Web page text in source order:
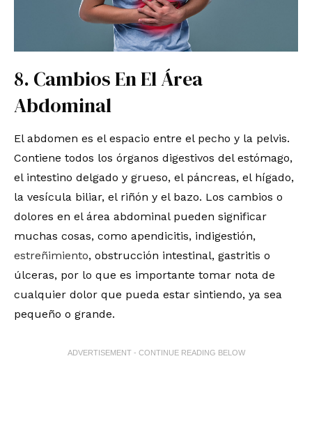
8. Cambios En El Área
Abdominal
El abdomen es el espacio entre el pecho y la pelvis.
Contiene todos los órganos digestivos del estómago,
el intestino delgado y grueso, el páncreas, el hígado,
la vesícula biliar, el riñón y el bazo. Los cambios o
dolores en el área abdominal pueden significar
muchas cosas, como apendicitis, indigestión,
estreñimiento, obstrucción intestinal, gastritis o
úlceras, por lo que es importante tomar nota de
cualquier dolor que pueda estar sintiendo, ya sea
pequeño o grande.
ADVERTISEMENT - CONTINUE READING BELOW